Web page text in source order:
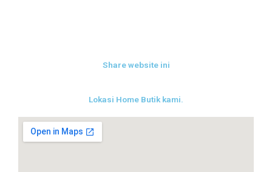
Share website ini
Lokasi Home Butik kami.